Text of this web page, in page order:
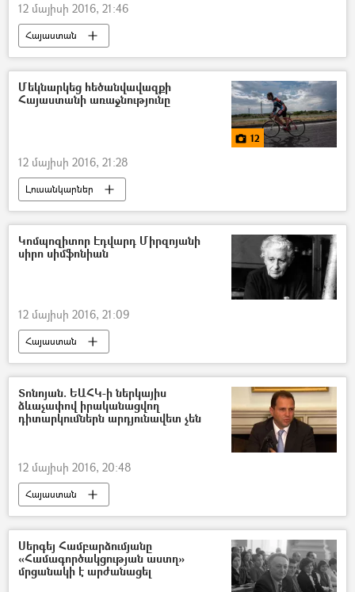
12 մայիսի 2016, 21:46
Հայաստան
Մեկնարկեց հեծանվավազքի
Հայաստանի առաջնությունը
12
12 մայիսի 2016, 21:28
Լուսանկարներ
Կոմպոզիտոր Էդվարդ Միրզոյանի
սիրո սիմֆոնիան
12 մայիսի 2016, 21:09
Հայաստան
Տոնոյան. ԵԱՀԿ-ի ներկայիս
ձևաչափով իրականացվող
դիտարկումներն արդյունավետ չեն
12 մայիսի 2016, 20:48
Հայաստան
Սերգեյ Համբարձումյանը
«Համագործակցության աստղ»
մրցանակի է արժանացել